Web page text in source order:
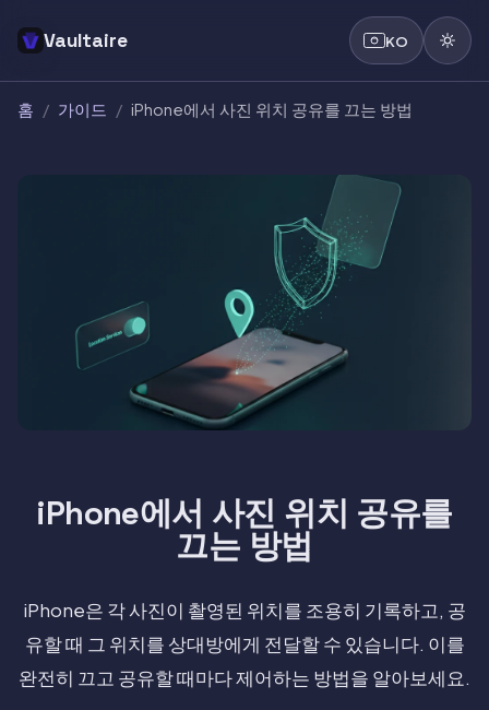
Vaultaire KO
홈 / 가이드 / iPhone에서 사진 위치 공유를 끄는 방법
iPhone에서 사진 위치 공유를
끄는 방법
iPhone은 각 사진이 촬영된 위치를 조용히 기록하고, 공
유할 때 그 위치를 상대방에게 전달할 수 있습니다. 이를
완전히 끄고 공유할 때마다 제어하는 방법을 알아보세요.